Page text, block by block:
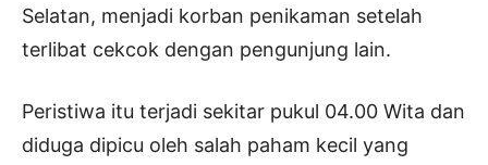
Selatan, menjadi korban penikaman setelah
terlibat cekcok dengan pengunjung lain.
Peristiwa itu terjadi sekitar pukul 04.00 Wita dan
diduga dipicu oleh salah paham kecil yang